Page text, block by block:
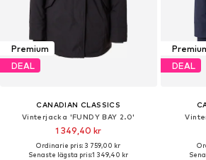
Premium
DEAL
CANADIAN CLASSICS
Vinterjacka 'FUNDY BAY 2.0'
1 349,40 kr
Ordinarie pris: 3 759,00 kr
Senaste lägsta pris:1 349,40 kr
DEAL